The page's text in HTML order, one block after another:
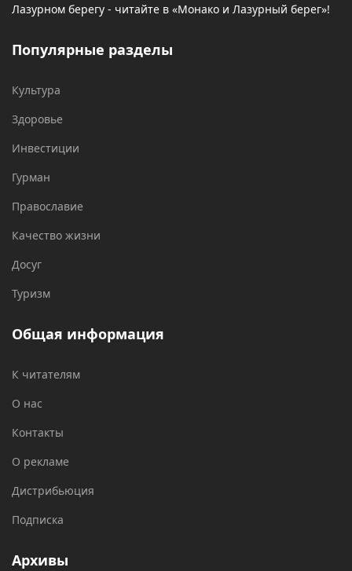
Лазурном берегу - читайте в «Монако и Лазурный берег»!
Популярные разделы
Культура
Здоровье
Инвестиции
Гурман
Православие
Качество жизни
Досуг
Туризм
Общая информация
К читателям
О нас
Контакты
О рекламе
Дистрибьюция
Подписка
Архивы